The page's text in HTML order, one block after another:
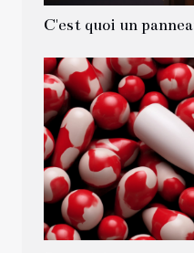
C'est quoi un